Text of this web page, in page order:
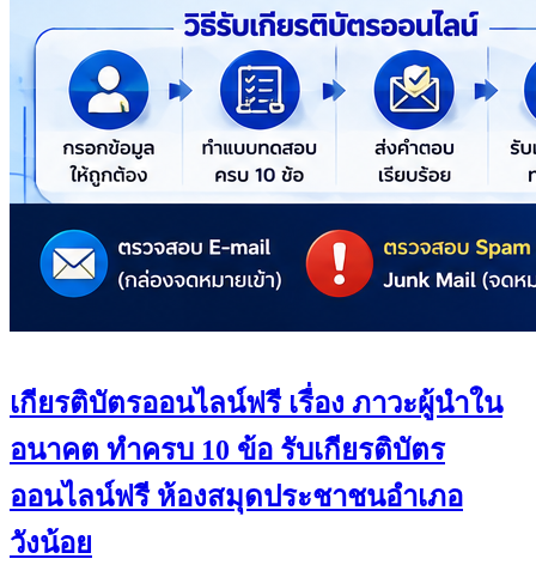
เกียรติบัตรออนไลน์ฟรี เรื่อง ภาวะผู้นำใน
อนาคต ทำครบ 10 ข้อ รับเกียรติบัตร
ออนไลน์ฟรี ห้องสมุดประชาชนอำเภอ
วังน้อย